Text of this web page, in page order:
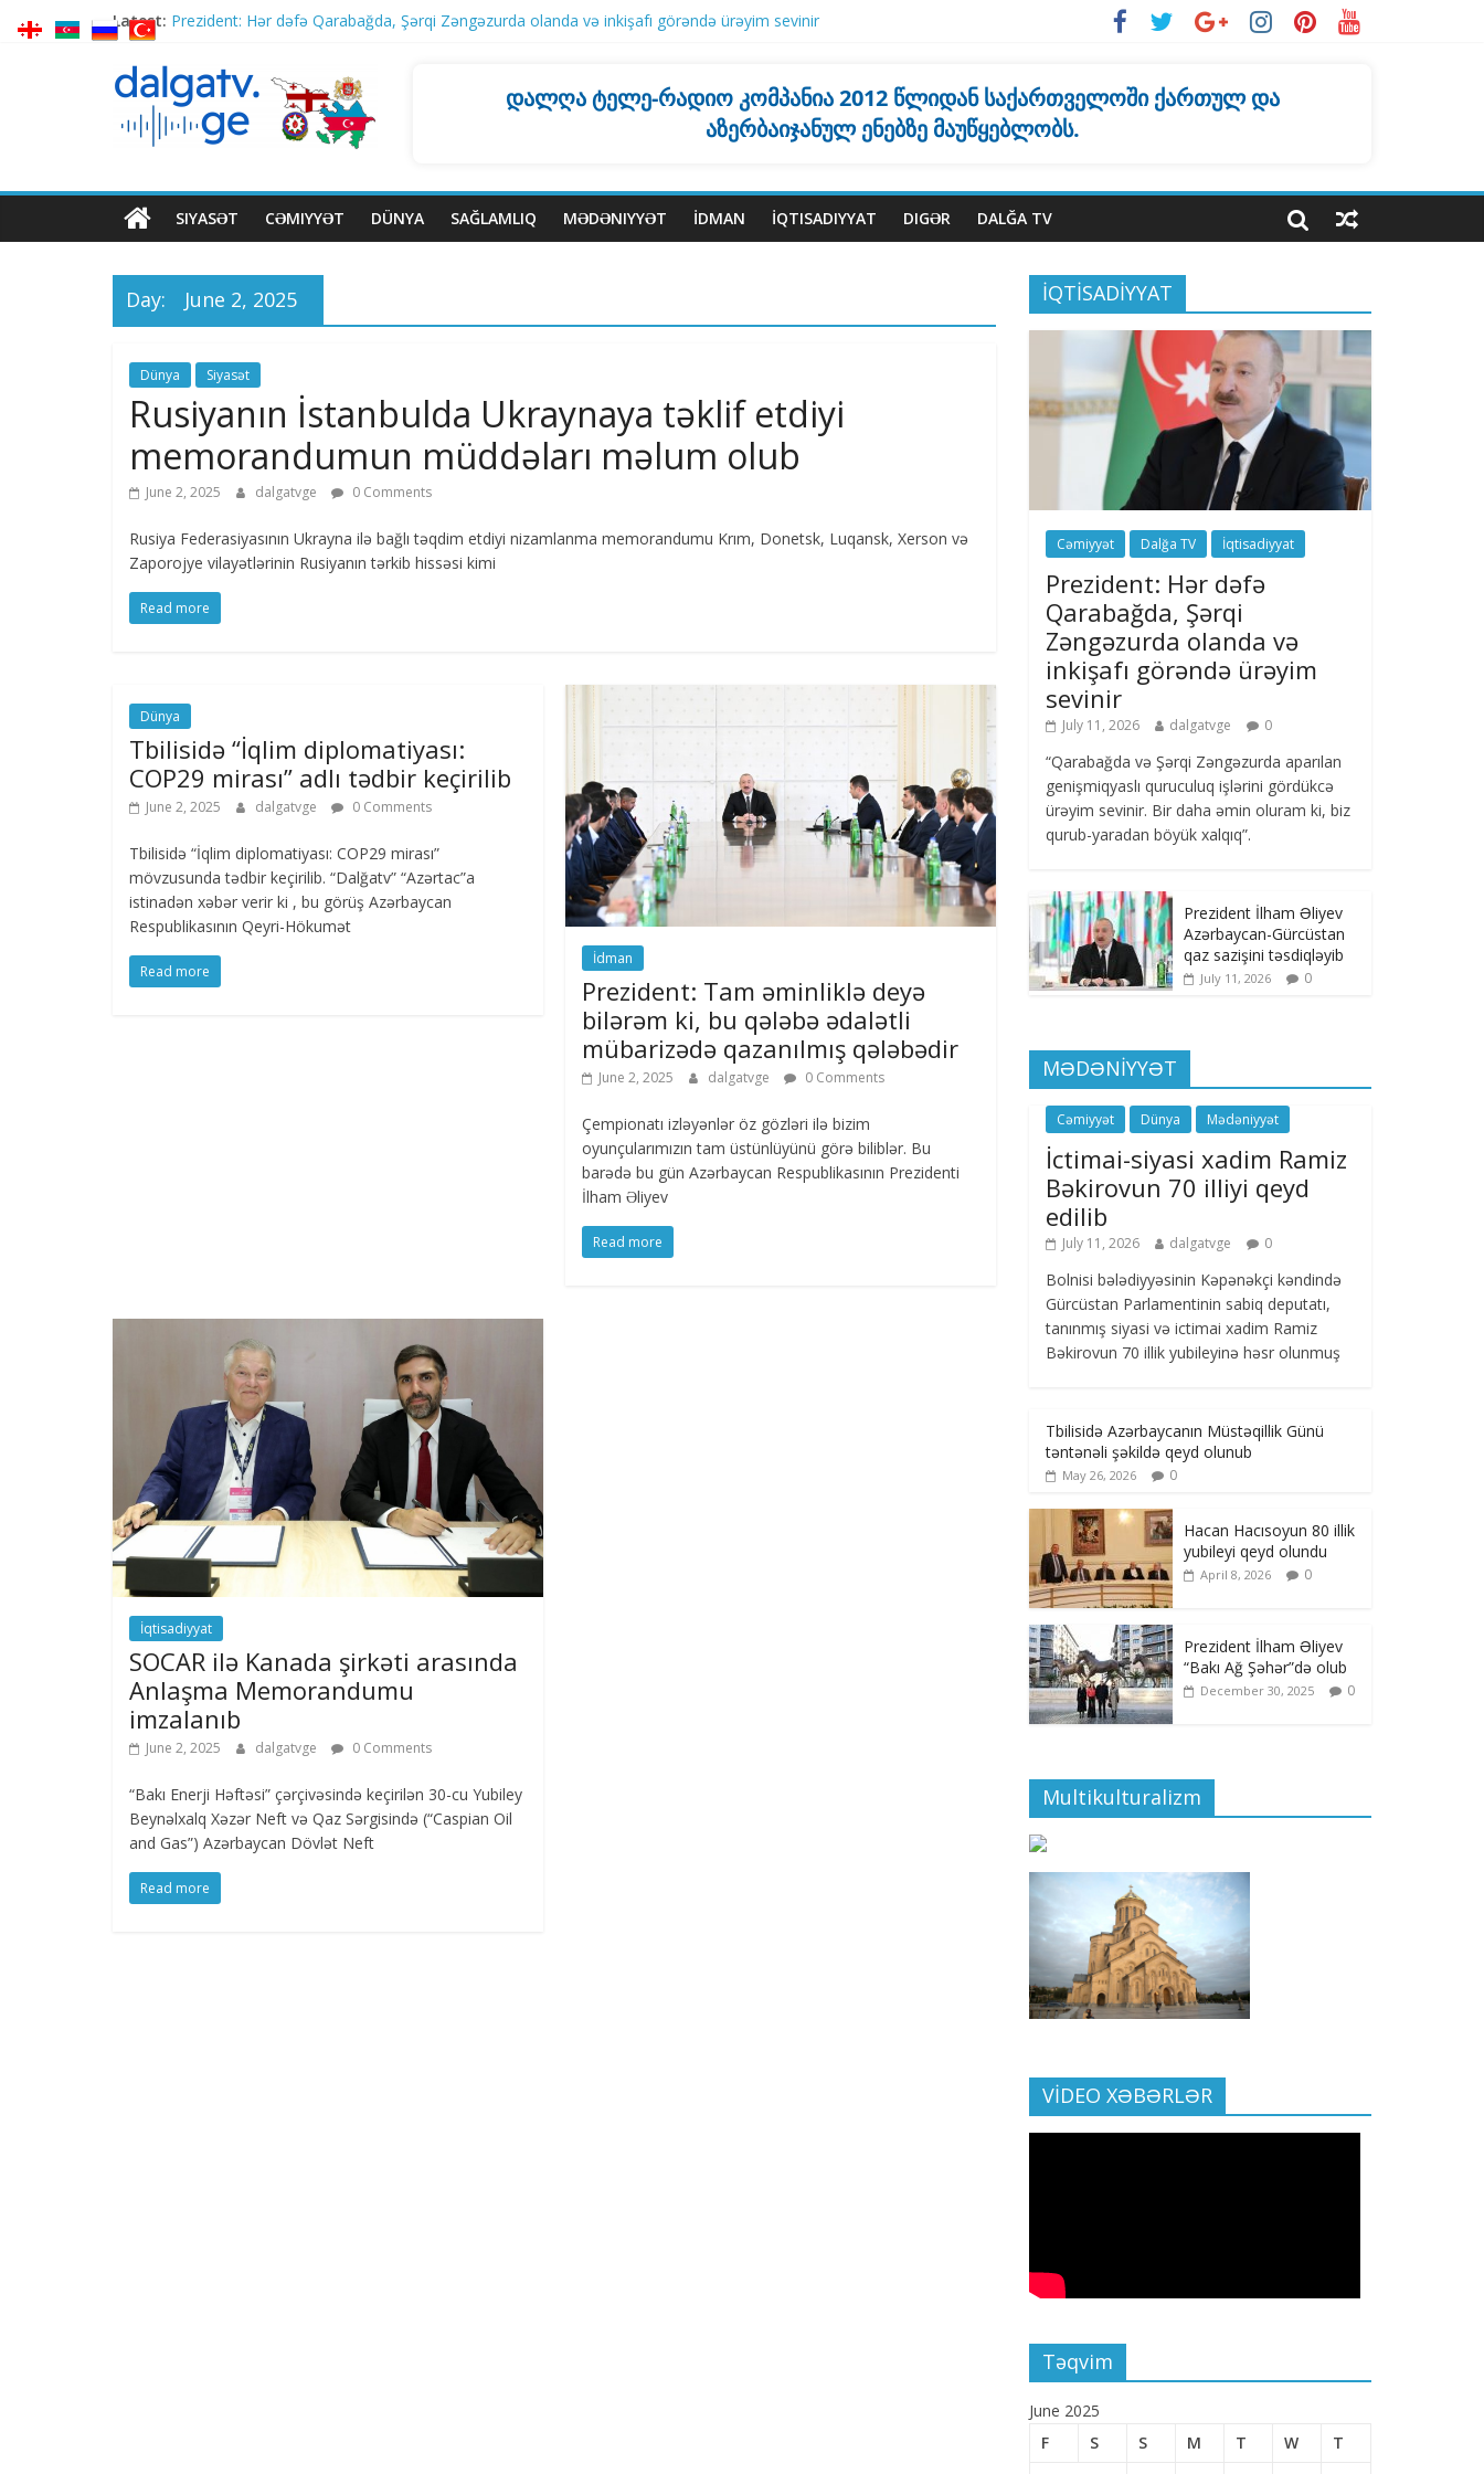
Latest: Prezident: Hər dəfə Qarabağda, Şərqi Zəngəzurda olanda və inkişafı görəndə ürəyim sevinir
Baş nazir İrakli Kobaxidze ATƏT PA-nın Gürcüstanla bağlı qətnaməsini tənqid edib
ABŞ–İran memorandum danışıqları: FT ABŞ nümayəndə heyətinin zəif mövqedə qaldığını yazır
Rusiya Sumıya zərbələr endirib, biri uşaq olmaqla 5 nəfər ölüb, 30 yaralı var
დალღა ტელე-რადიო კომპანია 2012 წლიდან საქართველოში ქართულ და
აზერბაიჯანულ ენებზე მაუწყებლობს.
SIYASƏT CƏMIYYƏT DÜNYA SAĞLAMLIQ MƏDƏNIYYƏT İDMAN İQTISADIYYAT DIGƏR DALĞA TV
Day: June 2, 2025
Dünya Siyasət
Rusiyanın İstanbulda Ukraynaya təklif etdiyi
memorandumun müddəları məlum olub
June 2, 2025 dalgatvge 0 Comments
Rusiya Federasiyasının Ukrayna ilə bağlı təqdim etdiyi nizamlanma memorandumu Krım, Donetsk, Luqansk, Xerson və
Zaporojye vilayətlərinin Rusiyanın tərkib hissəsi kimi
Read more
Dünya
Tbilisidə “İqlim diplomatiyası:
COP29 mirası” adlı tədbir keçirilib
June 2, 2025 dalgatvge 0 Comments
Tbilisidə “İqlim diplomatiyası: COP29 mirası”
mövzusunda tədbir keçirilib. “Dalğatv” “Azərtac”a
istinadən xəbər verir ki , bu görüş Azərbaycan
Respublikasının Qeyri-Hökumət
Read more
İdman
Prezident: Tam əminliklə deyə
bilərəm ki, bu qələbə ədalətli
mübarizədə qazanılmış qələbədir
June 2, 2025 dalgatvge 0 Comments
Çempionatı izləyənlər öz gözləri ilə bizim
oyunçularımızın tam üstünlüyünü görə biliblər. Bu
barədə bu gün Azərbaycan Respublikasının Prezidenti
İlham Əliyev
Read more
İqtisadiyyat
SOCAR ilə Kanada şirkəti arasında
Anlaşma Memorandumu
imzalanıb
June 2, 2025 dalgatvge 0 Comments
“Bakı Enerji Həftəsi” çərçivəsində keçirilən 30-cu Yubiley
Beynəlxalq Xəzər Neft və Qaz Sərgisində (“Caspian Oil
and Gas”) Azərbaycan Dövlət Neft
Read more
İQTİSADİYYAT
Cəmiyyət Dalğa TV İqtisadiyyat
Prezident: Hər dəfə
Qarabağda, Şərqi
Zəngəzurda olanda və
inkişafı görəndə ürəyim
sevinir
July 11, 2026 dalgatvge 0
“Qarabağda və Şərqi Zəngəzurda aparılan
genişmiqyaslı quruculuq işlərini gördükcə
ürəyim sevinir. Bir daha əmin oluram ki, biz
qurub-yaradan böyük xalqıq”.
Prezident İlham Əliyev
Azərbaycan-Gürcüstan
qaz sazişini təsdiqləyib
July 11, 2026 0
MƏDƏNİYYƏT
Cəmiyyət Dünya Mədəniyyət
İctimai-siyasi xadim Ramiz
Bəkirovun 70 illiyi qeyd
edilib
July 11, 2026 dalgatvge 0
Bolnisi bələdiyyəsinin Kəpənəkçi kəndində
Gürcüstan Parlamentinin sabiq deputatı,
tanınmış siyasi və ictimai xadim Ramiz
Bəkirovun 70 illik yubileyinə həsr olunmuş
Tbilisidə Azərbaycanın Müstəqillik Günü
təntənəli şəkildə qeyd olunub
May 26, 2026 0
Hacan Hacısoyun 80 illik
yubileyi qeyd olundu
April 8, 2026 0
Prezident İlham Əliyev
“Bakı Ağ Şəhər”də olub
December 30, 2025 0
Multikulturalizm
VİDEO XƏBƏRLƏR
Təqvim
June 2025
F
S S M T W T